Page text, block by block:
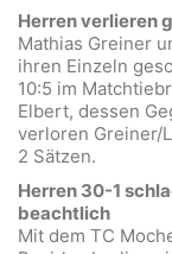
Herren verlieren
Mathias Greiner
ihren Einzeln
10:5 im
Elbert, dessen
verloren Greiner/
2 Sätzen.
Herren 30-1
beachtlich
Mit dem TC